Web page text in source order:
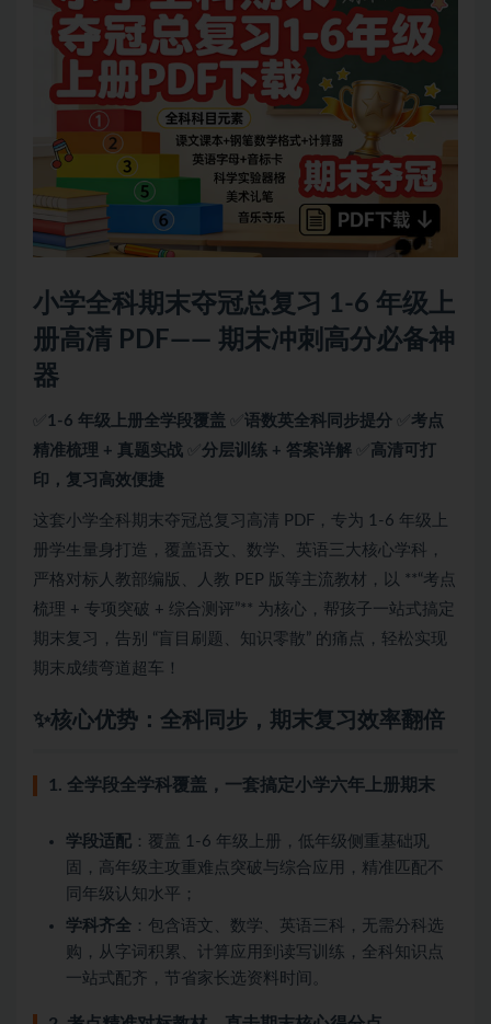
小学全科期末夺冠总复习 1-6 年级上
册高清 PDF—— 期末冲刺高分必备神
器
1-6 年级上册全学段覆盖 语数英全科同步提分
考点
精准梳理 + 真题实战
分层训练 + 答案详解
高清可打
印，复习高效便捷
这套小学全科期末夺冠总复习高清 PDF，专为 1-6 年级上
册学生量身打造，覆盖语文、数学、英语三大核心学科，
严格对标人教部编版、人教 PEP 版等主流教材，以 **“考点
梳理 + 专项突破 + 综合测评”** 为核心，帮孩子一站式搞定
期末复习，告别 “盲目刷题、知识零散” 的痛点，轻松实现
期末成绩弯道超车！
✨核心优势：全科同步，期末复习效率翻倍
1. 全学段全学科覆盖，一套搞定小学六年上册期末
学段适配 ：覆盖 1-6 年级上册，低年级侧重基础巩
固，高年级主攻重难点突破与综合应用，精准匹配不
同年级认知水平；
学科齐全 ：包含语文、数学、英语三科，无需分科选
购，从字词积累、计算应用到读写训练，全科知识点
一站式配齐，节省家长选资料时间。